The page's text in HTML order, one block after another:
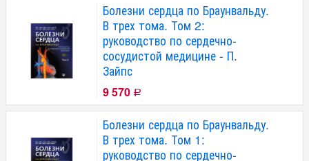
Болезни сердца по Браунвальду.
В трех тома. Том 2:
руководство по сердечно-
сосудистой медицине - П.
Зайпс
9 570 Р
Болезни сердца по Браунвальду.
В трех тома. Том 1:
руководство по сердечно-